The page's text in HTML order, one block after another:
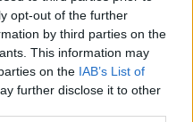
opt-out of the further
by third parties on the
This information may
on the IAB’s List of
further disclose it to other
και